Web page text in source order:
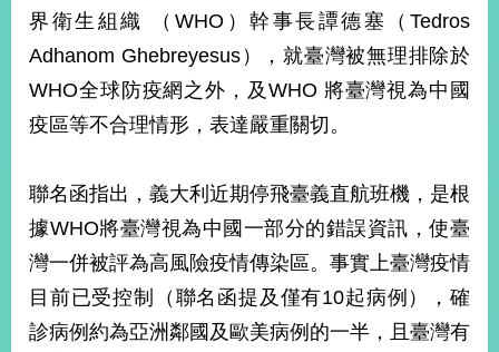
落
國
台
海
平
照
回
頁
網
站
關
界衛生組織 （WHO）幹事長譚德塞（Tedros
Adhanom Ghebreyesus），就臺灣被無理排除於
WHO全球防疫網之外，及WHO 將臺灣視為中國
疫區等不合理情形，表達嚴重關切。
聯名函指出，義大利近期停飛臺義直航班機，是根
據WHO將臺灣視為中國一部分的錯誤資訊，使臺
灣一併被評為高風險疫情傳染區。事實上臺灣疫情
目前已受控制（聯名函提及僅有10起病例），確
診病例約為亞洲鄰國及歐美病例的一半，且臺灣有